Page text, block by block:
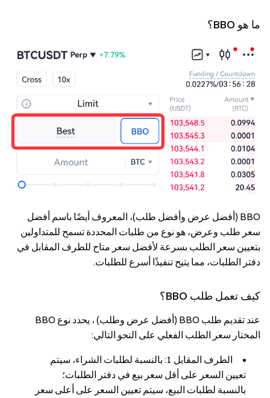
ما هو BBO؟
BBO (أفضل عرض وأفضل طلب)، المعروف أيضًا باسم أفضل
سعر طلب وعرض، هو نوع من طلبات المحددة تسمح للمتداولين
بتعيين سعر الطلب بسرعة لأفضل سعر متاح للطرف المقابل في
دفتر الطلبات، مما يتيح تنفيذًا أسرع للطلبات.
كيف تعمل طلب BBO؟
عند تقديم طلب BBO (أفضل عرض وطلب) ، يحدد نوع BBO
المختار سعر الطلب الفعلي على النحو التالي:
الطرف المقابل 1: بالنسبة لطلبات الشراء، سيتم
تعيين السعر على أقل سعر بيع في دفتر الطلبات؛
بالنسبة لطلبات البيع، سيتم تعيين السعر على أعلى سعر